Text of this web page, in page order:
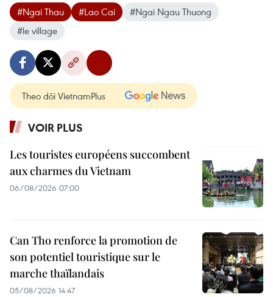
#Ngai Thau #Lao Cai
#Ngai Ngau Thuong
#le village
Theo dõi VietnamPlus
VOIR PLUS
Les touristes européens succombent
aux charmes du Vietnam
06/08/2026 07:00
Can Tho renforce la promotion de
son potentiel touristique sur le
marche thaïlandais
05/08/2026 14:47